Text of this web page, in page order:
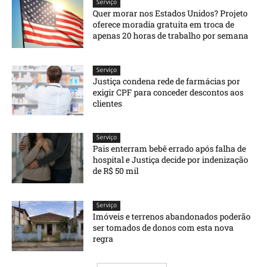
Serviço
Quer morar nos Estados Unidos? Projeto
oferece moradia gratuita em troca de
apenas 20 horas de trabalho por semana
Serviço
Justiça condena rede de farmácias por
exigir CPF para conceder descontos aos
clientes
Serviço
Pais enterram bebê errado após falha de
hospital e Justiça decide por indenização
de R$ 50 mil
Serviço
Imóveis e terrenos abandonados poderão
ser tomados de donos com esta nova
regra